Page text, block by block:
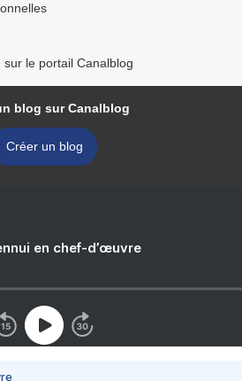
le portail Canalblog
blog sur Canalblog
Créer un blog
en chef-d’œuvre